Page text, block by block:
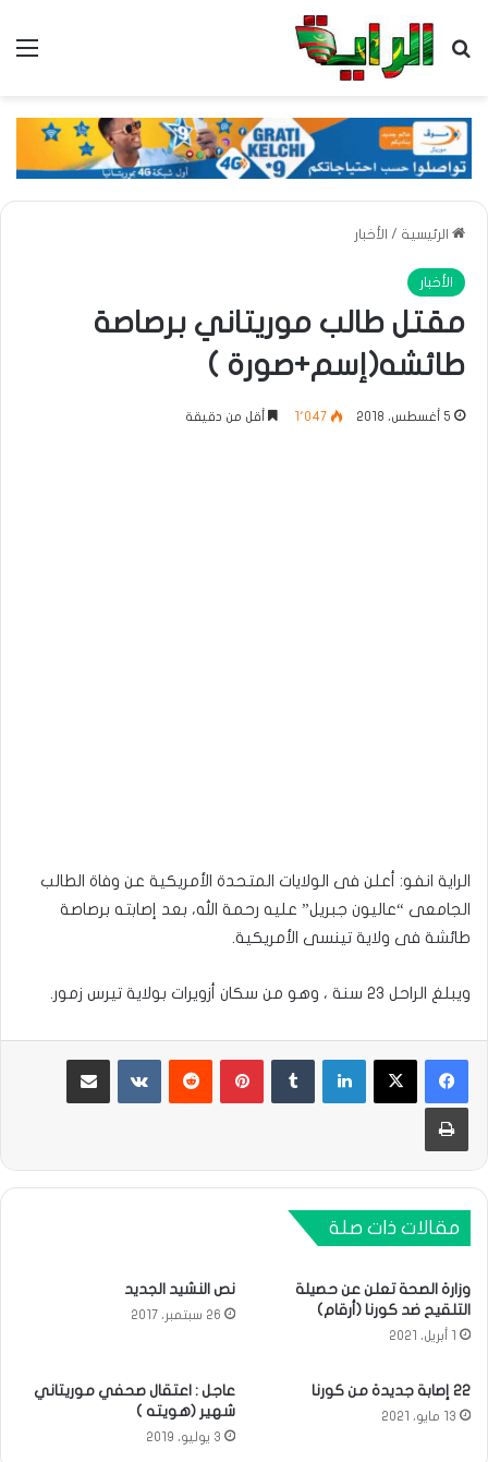
بحث عن
الرئيسية / الأخبار
الأخبار
مقتل طالب موريتاني برصاصة
طائشه(إسم+صورة )
5 أغسطس، 2018 1٬047 أقل من دقيقة
الراية انفو: أعلن فى الولايات المتحدة الأمريكية عن وفاة الطالب
الجامعى “عاليون جبريل” عليه رحمة الله، بعد إصابته برصاصة
طائشة فى ولاية تينسى الأمريكية.
ويبلغ الراحل ٢٣ سنة ، وهو من سكان أزويرات بولاية تيرس زمور.
لينكدإن بينتيريست مشاركة عبر البريد
طباعة
مقالات ذات صلة
وزارة الصحة تعلن عن حصيلة
التلقيح ضد كورنا (أرقام)
1 أبريل، 2021
نص النشيد الجديد
26 سبتمبر، 2017
22 إصابة جديدة من كورنا
13 مايو، 2021
عاجل : اعتقال صحفي موريتاني
شهير (هويته )
3 يوليو، 2019